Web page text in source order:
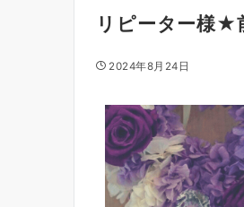
リピーター様★
2024年8月24日